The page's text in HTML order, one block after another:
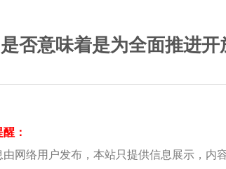
否意味着是为全面推进开
：
由网络用户发布，本站只提供信息展示，内